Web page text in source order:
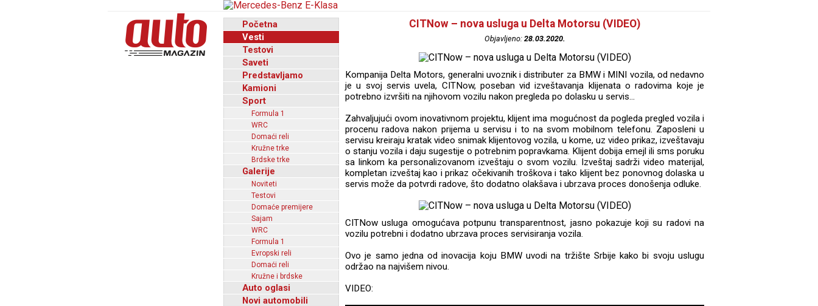
Početna
Vesti
Testovi
Saveti
Predstavljamo
Kamioni
Sport
Formula 1
WRC
Domaći reli
Kružne trke
Brdske trke
Galerije
Noviteti
Testovi
Domaće premijere
Sajam
WRC
Formula 1
Evropski reli
Domaći reli
Kružne i brdske
Auto oglasi
Novi automobili
CITNow – nova usluga u Delta Motorsu (VIDEO)
Objavljeno: 28.03.2020.
Kompanija Delta Motors, generalni uvoznik i distributer za BMW i MINI vozila, od nedavno
je u svoj servis uvela, CITNow, poseban vid izveštavanja klijenata o radovima koje je
potrebno izvršiti na njihovom vozilu nakon pregleda po dolasku u servis...
Zahvaljujući ovom inovativnom projektu, klijent ima mogućnost da pogleda pregled vozila i
procenu radova nakon prijema u servisu i to na svom mobilnom telefonu. Zaposleni u
servisu kreiraju kratak video snimak klijentovog vozila, u kome, uz video prikaz, izveštavaju
o stanju vozila i daju sugestije o potrebnim popravkama. Klijent dobija emejl ili sms poruku
sa linkom ka personalizovanom izveštaju o svom vozilu. Izveštaj sadrži video materijal,
kompletan izveštaj kao i prikaz očekivanih troškova i tako klijent bez ponovnog dolaska u
servis može da potvrdi radove, što dodatno olakšava i ubrzava proces donošenja odluke.
CITNow usluga omogućava potpunu transparentnost, jasno pokazuje koji su radovi na
vozilu potrebni i dodatno ubrzava proces servisiranja vozila.
Ovo je samo jedna od inovacija koju BMW uvodi na tržište Srbije kako bi svoju uslugu
održao na najvišem nivou.
VIDEO: